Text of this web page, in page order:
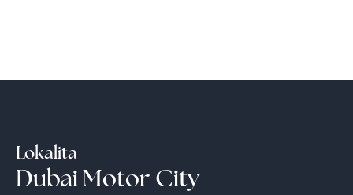
Lokalita
Dubai Motor City